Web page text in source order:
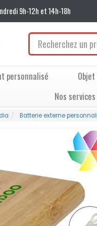
9h-12h et 14h-18h
personnalisé
Nos services
Batterie externe